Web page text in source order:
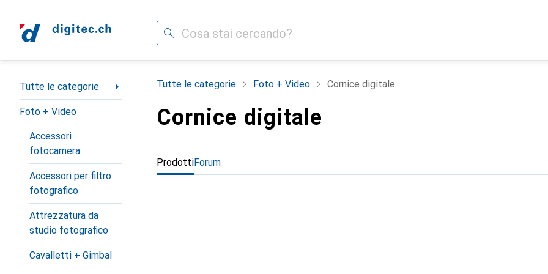
Cerca
Categoria Navigazione
Tutte le categorie
Foto + Video
Accessori
fotocamera
Accessori per filtro
fotografico
Attrezzatura da
studio fotografico
Cavalletti + Gimbal
Tutte le categorie Foto + Video Cornice digitale
Cornice digitale
ProdottiForum